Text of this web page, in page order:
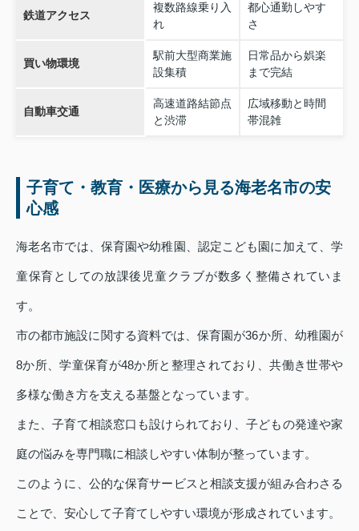
鉄道アクセス
複数路線乗り入
れ
都心通勤しやす
さ
買い物環境
駅前大型商業施
設集積
日常品から娯楽
まで完結
自動車交通
高速道路結節点
と渋滞
広域移動と時間
帯混雑
子育て・教育・医療から見る海老名市の安
心感
海老名市では、保育園や幼稚園、認定こども園に加えて、学
童保育としての放課後児童クラブが数多く整備されていま
す。
市の都市施設に関する資料では、保育園が36か所、幼稚園が
8か所、学童保育が48か所と整理されており、共働き世帯や
多様な働き方を支える基盤となっています。
また、子育て相談窓口も設けられており、子どもの発達や家
庭の悩みを専門職に相談しやすい体制が整っています。
このように、公的な保育サービスと相談支援が組み合わさる
ことで、安心して子育てしやすい環境が形成されています。